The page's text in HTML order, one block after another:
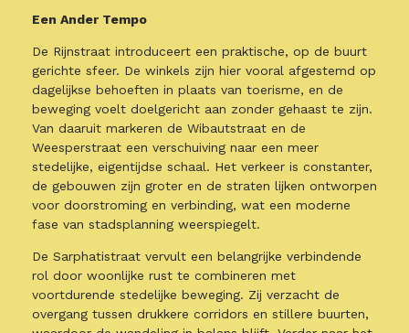
Een Ander Tempo
De Rijnstraat introduceert een praktische, op de buurt
gerichte sfeer. De winkels zijn hier vooral afgestemd op
dagelijkse behoeften in plaats van toerisme, en de
beweging voelt doelgericht aan zonder gehaast te zijn.
Van daaruit markeren de Wibautstraat en de
Weesperstraat een verschuiving naar een meer
stedelijke, eigentijdse schaal. Het verkeer is constanter,
de gebouwen zijn groter en de straten lijken ontworpen
voor doorstroming en verbinding, wat een moderne
fase van stadsplanning weerspiegelt.
De Sarphatistraat vervult een belangrijke verbindende
rol door woonlijke rust te combineren met
voortdurende stedelijke beweging. Zij verzacht de
overgang tussen drukkere corridors en stillere buurten,